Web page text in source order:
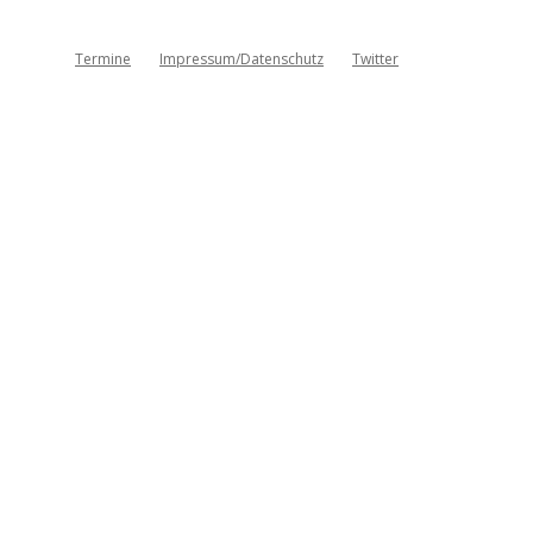
Termine Impressum/Datenschutz Twitter